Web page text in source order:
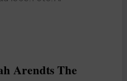
Arendts The